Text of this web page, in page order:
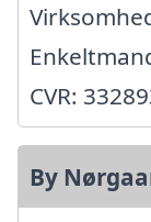
CVR:
By